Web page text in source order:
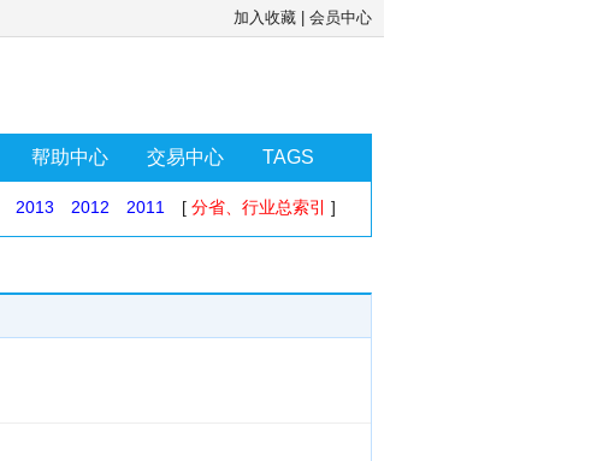
加入收藏 会员中心
帮助中心 交易中心 TAGS
2013 2012 2011 [ 分省、行业总索引 ]